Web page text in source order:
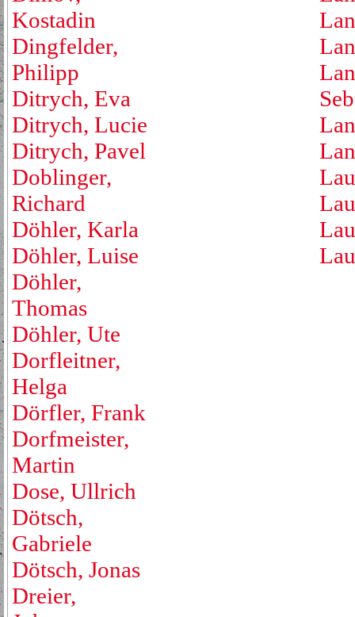
Kostadin
Dingfelder,
Philipp
Ditrych, Eva
Ditrych, Lucie
Ditrych, Pavel
Doblinger,
Richard
Döhler, Karla
Döhler, Luise
Döhler,
Thomas
Döhler, Ute
Dorfleitner,
Helga
Dörfler, Frank
Dorfmeister,
Martin
Dose, Ullrich
Dötsch,
Gabriele
Dötsch, Jonas
Dreier,